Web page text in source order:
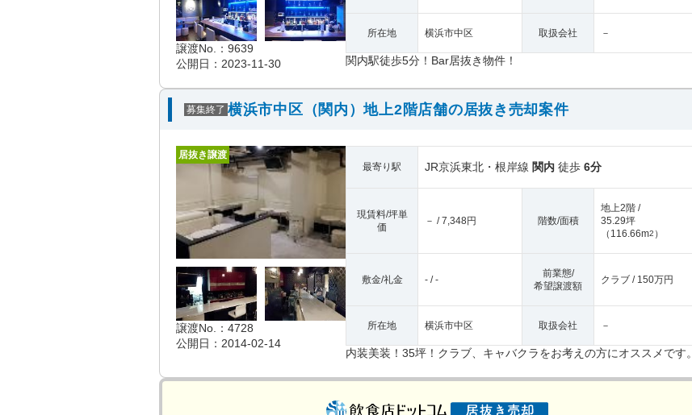
譲渡No.：9639
公開日：2023-11-30
所在地 横浜市中区 取扱会社 －
関内駅徒歩5分！Bar居抜き物件！
募集終了 横浜市中区（関内）地上2階店舗の居抜き売却案件
居抜き譲渡
譲渡No.：4728
公開日：2014-02-14
最寄り駅 JR京浜東北・根岸線 関内 徒歩 6分
現賃料/坪単
価
－ / 7,348円 階数/面積
地上2階 /
35.29坪
（ 116.66m2 ）
敷金/礼金 - / -
前業態/
希望譲渡額
クラブ / 150万円
所在地 横浜市中区 取扱会社 －
内装美装！35坪！クラブ、キャバクラをお考えの方にオススメです。